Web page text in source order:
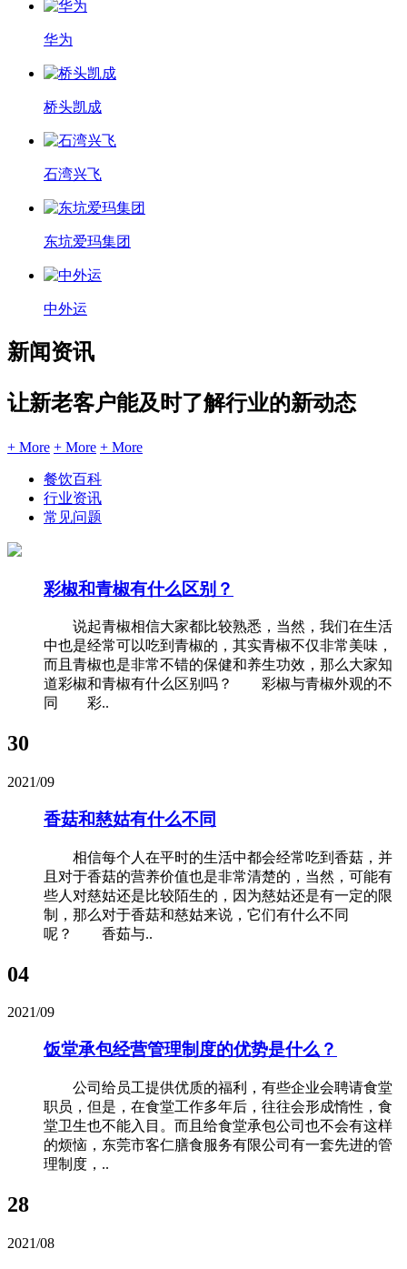
华为
桥头凯成
石湾兴飞
东坑爱玛集团
中外运
新闻资讯
让新老客户能及时了解行业的新动态
+ More + More + More
餐饮百科
行业资讯
常见问题
彩椒和青椒有什么区别？
说起青椒相信大家都比较熟悉，当然，我们在生活
中也是经常可以吃到青椒的，其实青椒不仅非常美味，
而且青椒也是非常不错的保健和养生功效，那么大家知
道彩椒和青椒有什么区别吗？ 彩椒与青椒外观的不
同 彩..
30
2021/09
香菇和慈姑有什么不同
相信每个人在平时的生活中都会经常吃到香菇，并
且对于香菇的营养价值也是非常清楚的，当然，可能有
些人对慈姑还是比较陌生的，因为慈姑还是有一定的限
制，那么对于香菇和慈姑来说，它们有什么不同
呢？ 香茹与..
04
2021/09
饭堂承包经营管理制度的优势是什么？
公司给员工提供优质的福利，有些企业会聘请食堂
职员，但是，在食堂工作多年后，往往会形成惰性，食
堂卫生也不能入目。而且给食堂承包公司也不会有这样
的烦恼，东莞市客仁膳食服务有限公司有一套先进的管
理制度，..
28
2021/08